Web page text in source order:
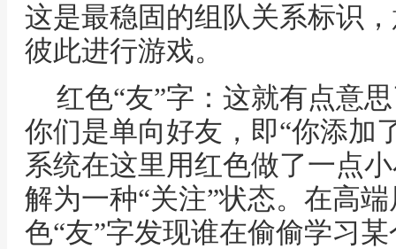
这是最稳固的组队关系标识
彼此进行游戏。
红色“友”字：这就有点意
你们是单向好友，即“你添加
系统在这里用红色做了一点
解为一种“关注”状态。在高
色“友”字发现谁在偷偷学习